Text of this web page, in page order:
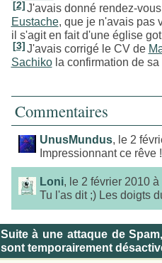
[2] J'avais donné rendez-
Eustache, que je n'avais pas
il s'agit en fait d'une église
[3] J'avais corrigé le CV de
Sachikola confirmation de
Commentaires
UnusMundus, le 2
Impressionnant ce rêve
Loni, le 2 février 2010 à
Tu l'as dit ;) Les doigts
Suite à une attaque de
sont temporairement